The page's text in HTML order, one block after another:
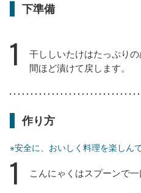
下準備
1
干ししいたけはたっぷり
間ほど漬けて戻します。
作り方
※安全に、おいしく料理を楽しん
1 こんにゃくはスプーンで一